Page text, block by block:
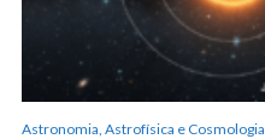
Astronomia, Astrofísica e Cosmologia